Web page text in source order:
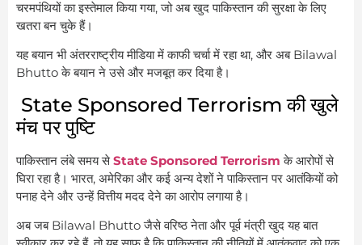
चरमपंथियों का इस्तेमाल किया गया, जो अब खुद पाकिस्तान की सुरक्षा के लिए
खतरा बन चुके हैं।
यह बयान भी अंतरराष्ट्रीय मीडिया में काफी चर्चा में रहा था, और अब Bilawal
Bhutto के बयान ने उसे और मजबूत कर दिया है।
State Sponsored Terrorism की खुले
मंच पर पुष्टि
पाकिस्तान लंबे समय सेState Sponsored Terrorism के आरोपों से
घिरा रहा है। भारत, अमेरिका और कई अन्य देशों ने पाकिस्तान पर आतंकियों को
पनाह देने और उन्हें वित्तीय मदद देने का आरोप लगाया है।
अब जब Bilawal Bhutto जैसे वरिष्ठ नेता और पूर्व मंत्री खुद यह बात